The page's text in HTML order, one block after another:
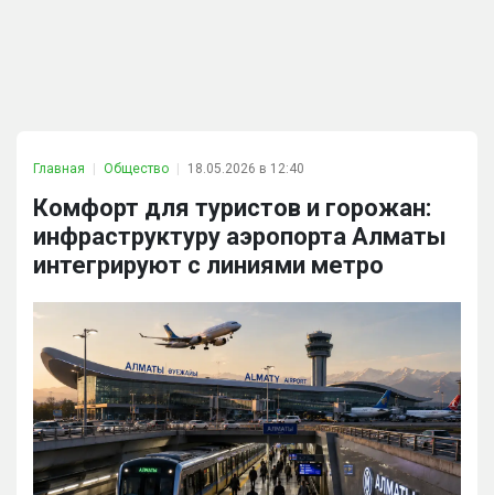
Главная Общество 18.05.2026 в 12:40
Комфорт для туристов и горожан:
инфраструктуру аэропорта Алматы
интегрируют с линиями метро